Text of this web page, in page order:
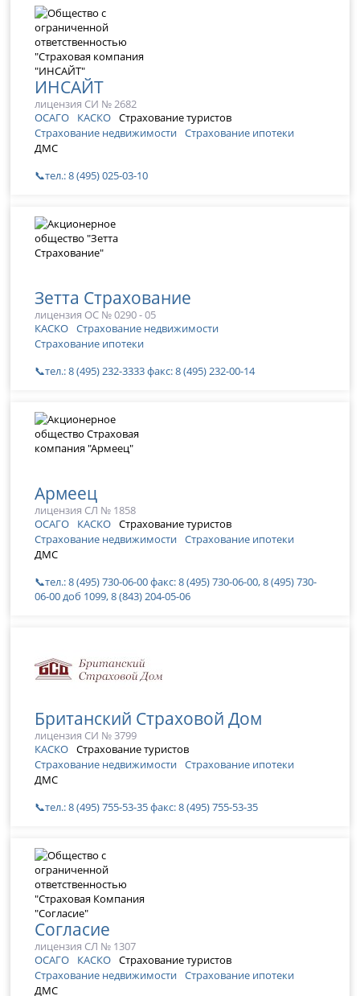
ИНСАЙТ
лицензия СИ № 2682
ОСАГО
КАСКО Страхование туристов
Страхование недвижимости Страхование ипотеки
ДМС
📞тел.: 8 (495) 025-03-10
Зетта Страхование
лицензия ОС № 0290 - 05
КАСКО Страхование недвижимости
Страхование ипотеки
📞тел.: 8 (495) 232-3333 факс: 8 (495) 232-00-14
Армеец
лицензия СЛ № 1858
ОСАГО
КАСКО Страхование туристов
Страхование недвижимости Страхование ипотеки
ДМС
📞тел.: 8 (495) 730-06-00 факс: 8 (495) 730-06-00, 8 (495) 730-
06-00 доб 1099, 8 (843) 204-05-06
Британский Страховой Дом
лицензия СИ № 3799
КАСКО Страхование туристов
Страхование недвижимости Страхование ипотеки
ДМС
📞тел.: 8 (495) 755-53-35 факс: 8 (495) 755-53-35
Согласие
лицензия СЛ № 1307
ОСАГО
КАСКО Страхование туристов
Страхование недвижимости Страхование ипотеки
ДМС